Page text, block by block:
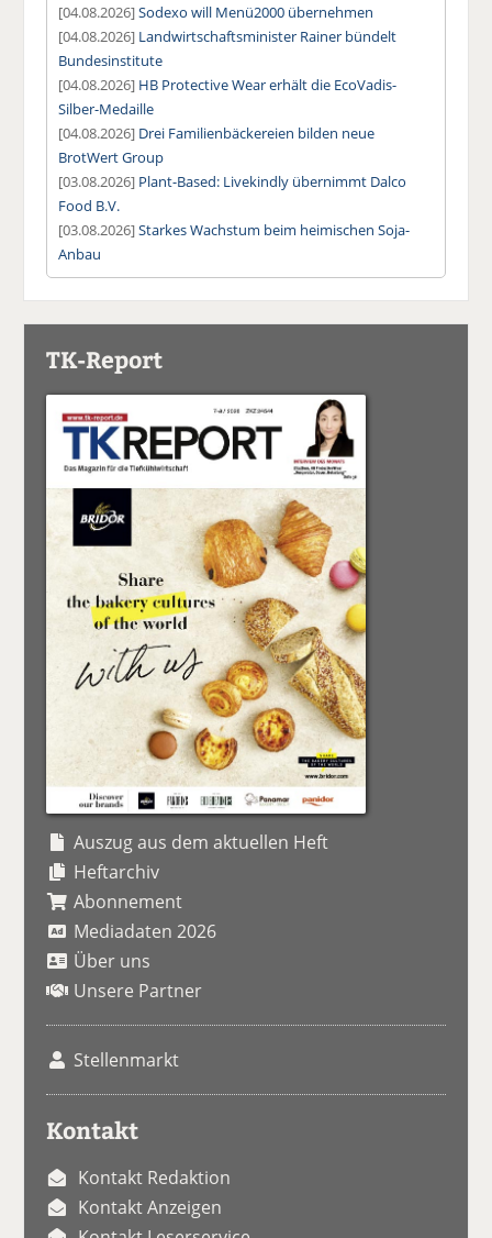
[04.08.2026]Sodexo will Menü2000 übernehmen
[04.08.2026] Landwirtschaftsminister Rainer bündelt
Bundesinstitute
[04.08.2026] HB Protective Wear erhält die EcoVadis-
Silber-Medaille
[04.08.2026] Drei Familienbäckereien bilden neue
BrotWert Group
[03.08.2026] Plant-Based: Livekindly übernimmt Dalco
Food B.V.
[03.08.2026]Starkes Wachstum beim heimischen Soja-
Anbau
TK-Report
Auszug aus dem aktuellen Heft
Heftarchiv
Abonnement
Mediadaten 2026
Über uns
Unsere Partner
Stellenmarkt
Kontakt
Kontakt Redaktion
Kontakt Anzeigen